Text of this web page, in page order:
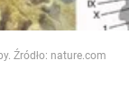
Źródło: nature.com